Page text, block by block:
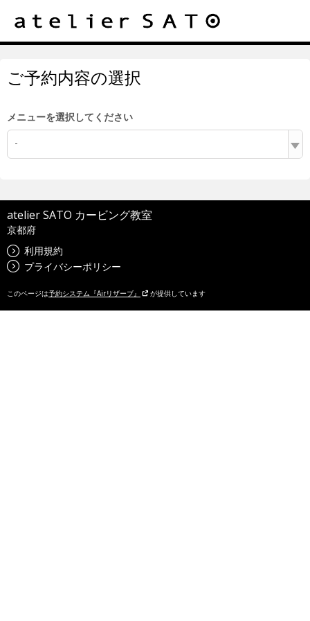
ご予約内容の選択
メニューを選択してください
-
atelier SATO カービング教室
京都府
利用規約
プライバシーポリシー
このページは予約システム『Airリザーブ』 が提供しています